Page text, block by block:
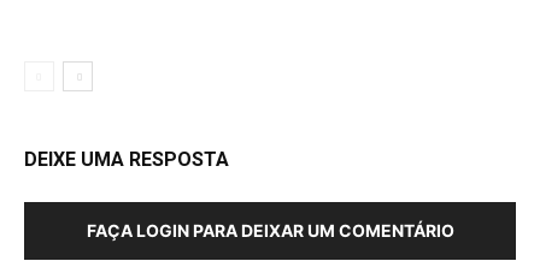
DEIXE UMA RESPOSTA
FAÇA LOGIN PARA DEIXAR UM COMENTÁRIO